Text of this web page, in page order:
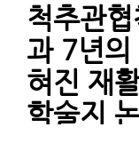
척추관
과 7년의
혀진 재
학술지